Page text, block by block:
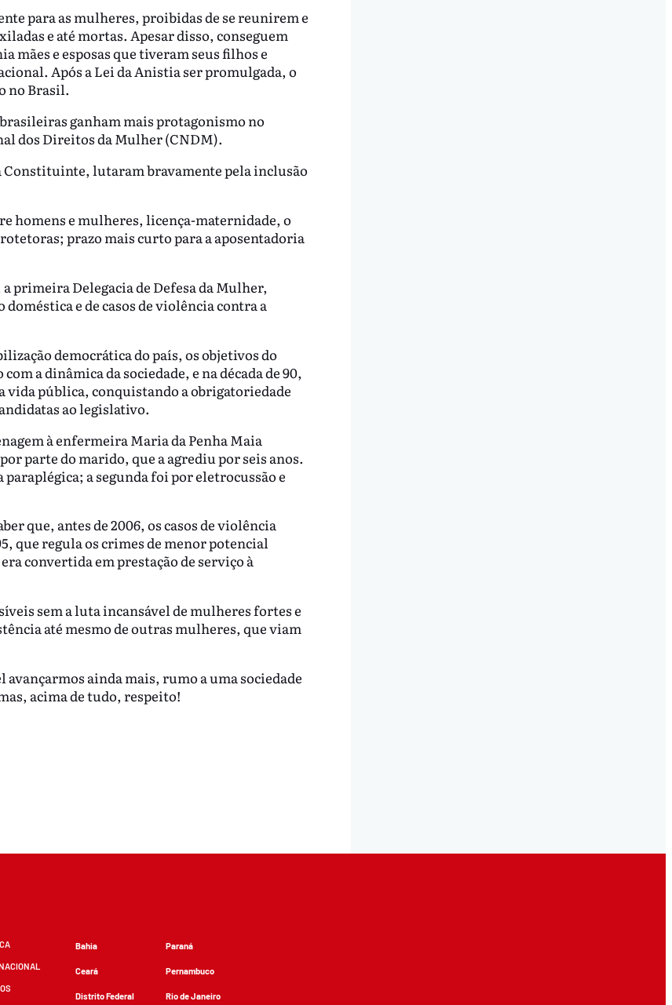
para as mulheres, proibidas de se reunirem e
e até mortas. Apesar disso, conseguem
e esposas que tiveram seus filhos e
Após a Lei da Anistia ser promulgada, o
no Brasil.
ganham mais protagonismo no
dos Direitos da Mulher (CNDM).
Constituinte, lutaram bravamente pela inclusão
homens e mulheres, licença-maternidade, o
prazo mais curto para a aposentadoria
a primeira Delegacia de Defesa da Mulher,
e de casos de violência contra a
democrática do país, os objetivos do
a dinâmica da sociedade, e na década de 90,
vida pública, conquistando a obrigatoriedade
ao legislativo.
à enfermeira Maria da Penha Maia
parte do marido, que a agrediu por seis anos.
a segunda foi por eletrocussão e
que, antes de 2006, os casos de violência
que regula os crimes de menor potencial
convertida em prestação de serviço à
sem a luta incansável de mulheres fortes e
até mesmo de outras mulheres, que viam
ainda mais, rumo a uma sociedade
acima de tudo, respeito!
Bahia
Ceará
Distrito Federal
Paraná
Pernambuco
Rio de Janeiro